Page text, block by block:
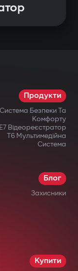
Продукти
Безпеки Та
Комфорту
E7 Відеореєстратор
T6 Мультимедійна
Система
Блог
Захисники
Купити